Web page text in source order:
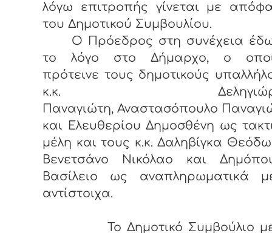
λόγω επιτροπής γίνεται με
του Δημοτικού Συμβουλίου.
Ο Πρόεδρος στη συνέχεια
το λόγο στο Δήμαρχο, ο
πρότεινε τους δημοτικούς
κ.κ.
Παναγιώτη, Αναστασόπουλο
και Ελευθερίου Δημοσθένη ως
μέλη και τους κ.κ. Δαληβίγκα
Βενετσάνο Νικόλαο και
Βασίλειο ως αναπληρωματικά
αντίστοιχα.
Το Δημοτικό Συμβούλιο